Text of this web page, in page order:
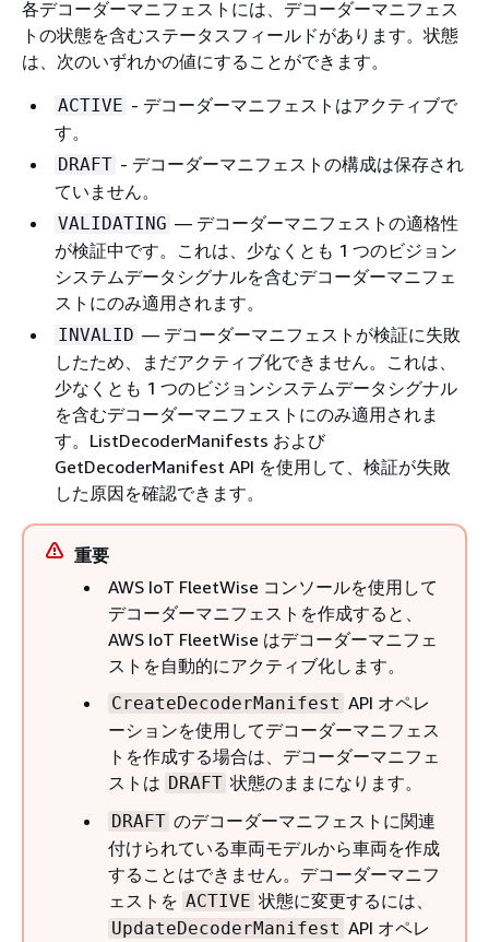
各デコーダーマニフェストには、デコーダーマニフェス
トの状態を含むステータスフィールドがあります。状態
は、次のいずれかの値にすることができます。
ACTIVE - デコーダーマニフェストはアクティブで
す。
DRAFT - デコーダーマニフェストの構成は保存され
ていません。
VALIDATING — デコーダーマニフェストの適格性
が検証中です。これは、少なくとも 1 つのビジョン
システムデータシグナルを含むデコーダーマニフェ
ストにのみ適用されます。
INVALID — デコーダーマニフェストが検証に失敗
したため、まだアクティブ化できません。これは、
少なくとも 1 つのビジョンシステムデータシグナル
を含むデコーダーマニフェストにのみ適用されま
す。ListDecoderManifests および
GetDecoderManifest API を使用して、検証が失敗
した原因を確認できます。
重要
AWS IoT FleetWise コンソールを使用して
デコーダーマニフェストを作成すると、
AWS IoT FleetWise はデコーダーマニフェ
ストを自動的にアクティブ化します。
CreateDecoderManifest API オペレ
ーションを使用してデコーダーマニフェス
トを作成する場合は、デコーダーマニフェ
ストは DRAFT 状態のままになります。
DRAFT のデコーダーマニフェストに関連
付けられている車両モデルから車両を作成
することはできません。デコーダーマニフ
ェストを ACTIVE 状態に変更するには、
UpdateDecoderManifest API オペレ